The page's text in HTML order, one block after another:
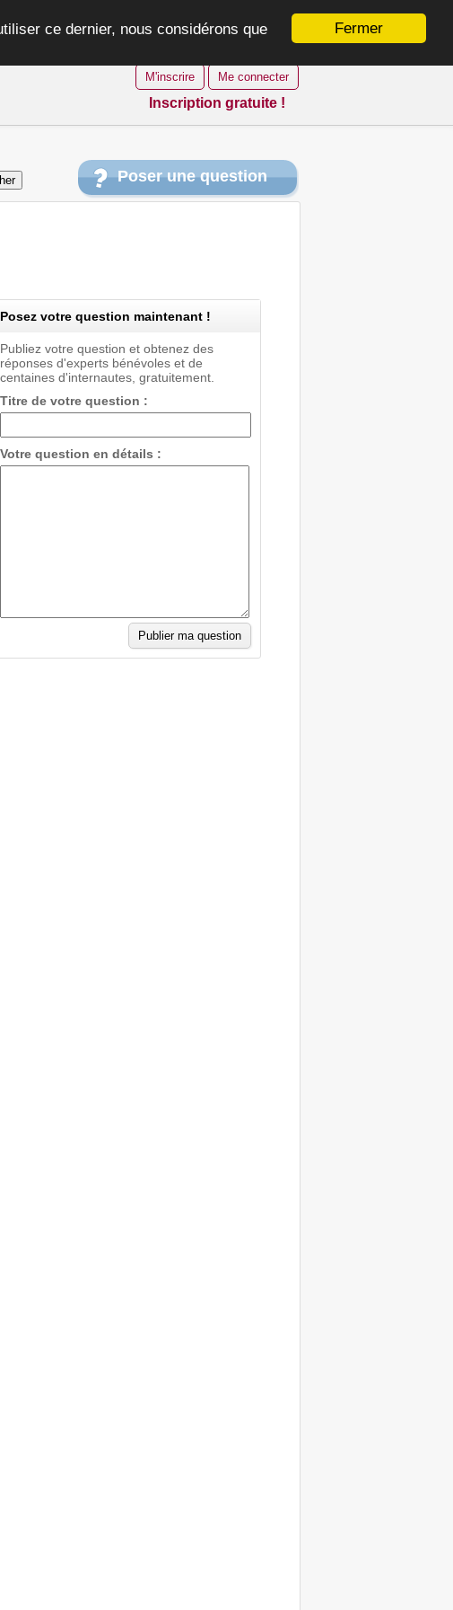
Fermer
ce dernier, nous considérons que
M'inscrire Me connecter
Inscription gratuite !
Poser une question
Posez votre question maintenant !
Publiez votre question et obtenez des
réponses d'experts bénévoles et de
centaines d'internautes, gratuitement.
Titre de votre question :
Votre question en détails :